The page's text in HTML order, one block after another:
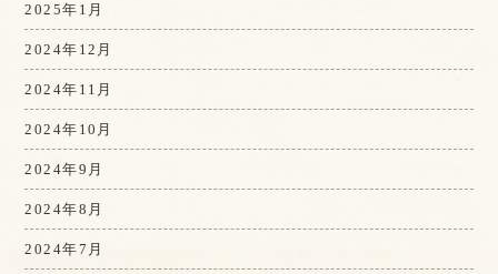
2025年1月
2024年12月
2024年11月
2024年10月
2024年9月
2024年8月
2024年7月